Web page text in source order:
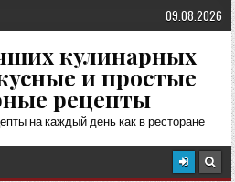
09.08.2026
кулинарных
и простые
рецепты
на каждый день как в ресторане